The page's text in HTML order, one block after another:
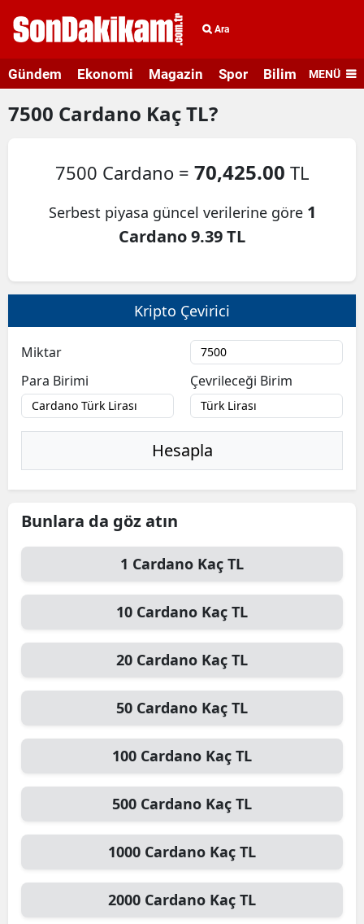
Ara
Gündem Ekonomi Magazin Spor Bilim veMENÜ
7500 Cardano Kaç TL?
7500 Cardano = 70,425.00 TL
Serbest piyasa güncel verilerine göre 1
Cardano 9.39 TL
Kripto Çevirici
Miktar
Para Birimi
Çevrileceği Birim
Hesapla
Bunlara da göz atın
1 Cardano Kaç TL
10 Cardano Kaç TL
20 Cardano Kaç TL
50 Cardano Kaç TL
100 Cardano Kaç TL
500 Cardano Kaç TL
1000 Cardano Kaç TL
2000 Cardano Kaç TL